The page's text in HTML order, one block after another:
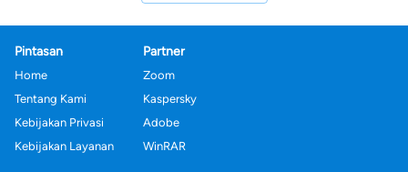
Pintasan
Home
Tentang Kami
Kebijakan Privasi
Kebijakan Layanan
Partner
Zoom
Kaspersky
Adobe
WinRAR